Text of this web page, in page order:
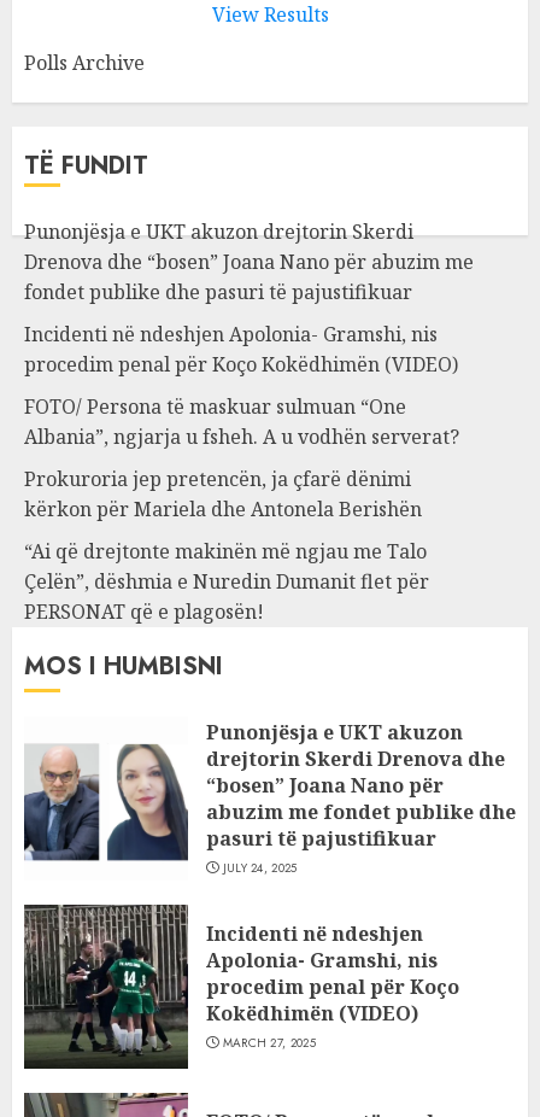
View Results
Polls Archive
TË FUNDIT
Punonjësja e UKT akuzon drejtorin Skerdi
Drenova dhe “bosen” Joana Nano për abuzim me
fondet publike dhe pasuri të pajustifikuar
Incidenti në ndeshjen Apolonia- Gramshi, nis
procedim penal për Koço Kokëdhimën (VIDEO)
FOTO/ Persona të maskuar sulmuan “One
Albania”, ngjarja u fsheh. A u vodhën serverat?
Prokuroria jep pretencën, ja çfarë dënimi
kërkon për Mariela dhe Antonela Berishën
“Ai që drejtonte makinën më ngjau me Talo
Çelën”, dëshmia e Nuredin Dumanit flet për
PERSONAT që e plagosën!
MOS I HUMBISNI
Punonjësja e UKT akuzon
drejtorin Skerdi Drenova dhe
“bosen” Joana Nano për
abuzim me fondet publike dhe
pasuri të pajustifikuar
JULY 24, 2025
Incidenti në ndeshjen
Apolonia- Gramshi, nis
procedim penal për Koço
Kokëdhimën (VIDEO)
MARCH 27, 2025